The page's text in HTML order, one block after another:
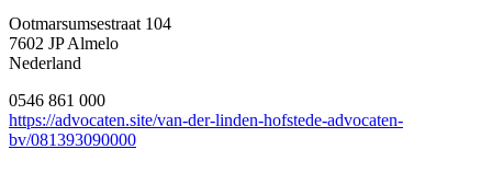
Ootmarsumsestraat 104
7602 JP Almelo
Nederland
0546 861 000
https://advocaten.site/van-der-linden-hofstede-advocaten-
bv/081393090000